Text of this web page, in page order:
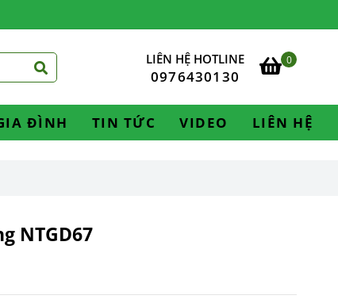
LIÊN HỆ HOTLINE
0976430130
0
ĐÌNH TIN TỨC VIDEO LIÊN HỆ
NTGD67